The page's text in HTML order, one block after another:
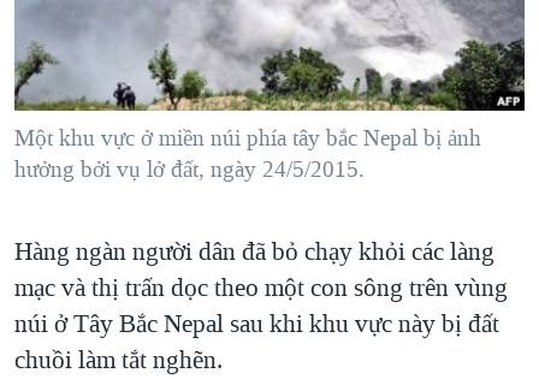
"Tìm"NGƯỜI VIỆT HẢI NGOẠI
ĐỜI SỐNG
KINH TẾ
KHOA HỌC
VĂN HOÁ
THỂ THAO
GIÁO DỤC
HÀNH TRÌNH BẦU CỬ 2024
MỘT NĂM CHIẾN TRANH TẠI DẢI GAZA
GIẢI MÃ VÀNH ĐAI & CON ĐƯỜNG
NGÀY TỊ NẠN THẾ GIỚI
GROUND ZERO – XƯA VÀ NAY
CHI PHÍ CHIẾN TRANH AFGHANISTAN
CÁC GIÁ TRỊ CỘNG HÒA Ở VIỆT NAM
VIDEO
NGHE
MẠNG XÃ HỘI
Ngôn ngữ khác
Một khu vực ở miền núi phía tây bắc Nepal bị ảnh
hưởng bởi vụ lở đất, ngày 24/5/2015.
Hàng ngàn người dân đã bỏ chạy khỏi các làng
mạc và thị trấn dọc theo một con sông trên vùng
núi ở Tây Bắc Nepal sau khi khu vực này bị đất
chuồi làm tắt nghẽn.